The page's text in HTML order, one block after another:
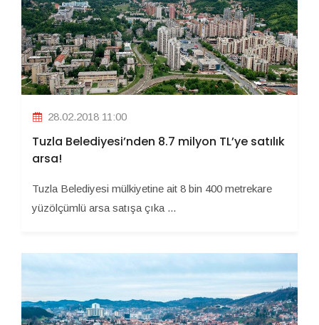
28.02.2018 11:00
Tuzla Belediyesi’nden 8.7 milyon TL’ye satılık
arsa!
Tuzla Belediyesi mülkiyetine ait 8 bin 400 metrekare
yüzölçümlü arsa satışa çıka ...